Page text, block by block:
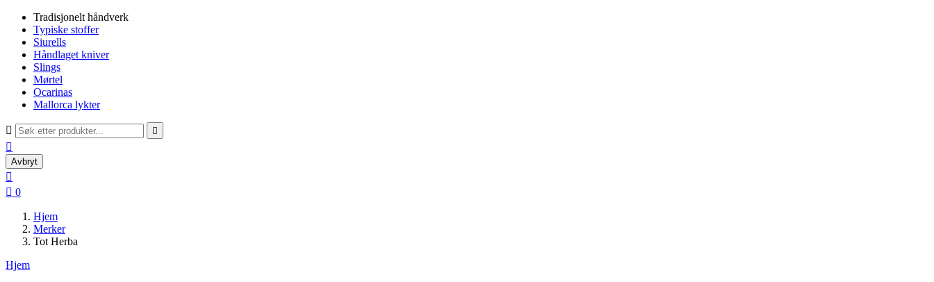
Tradisjonelt håndverk
Typiske stoffer
Siurells
Håndlaget kniver
Slings
Mørtel
Ocarinas
Mallorca lykter
 

Avbryt

 0
Hjem
Merker
Tot Herba
Hjem